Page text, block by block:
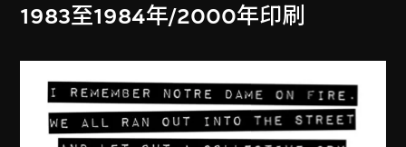
1983至1984年/2000年印刷